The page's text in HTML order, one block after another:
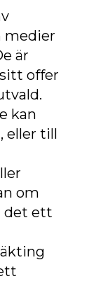
medier
är
offer
kan
eller till
om
det ett